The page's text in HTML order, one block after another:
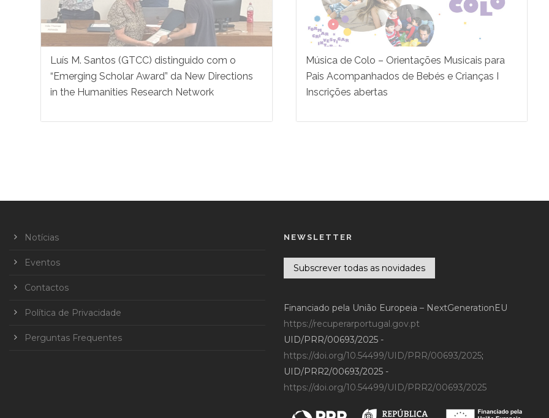
Luís M. Santos (GTCC) distinguido com o
“Emerging Scholar Award” da New Directions
in the Humanities Research Network
Música de Colo – Orientações Musicais para
Pais Acompanhados de Bebés e Crianças I
Inscrições abertas
Notícias
Eventos
Contactos
Política de Privacidade
Perguntas Frequentes
NEWSLETTER
Subscrever todas as novidades
Financiado pela União Europeia – NextGenerationEU
https://recuperarportugal.gov.pt
UID/PRR/00693/2025 -
https://doi.org/10.54499/UID/PRR/00693/2025;
UID/PRR2/00693/2025 -
https://doi.org/10.54499/UID/PRR2/00693/2025